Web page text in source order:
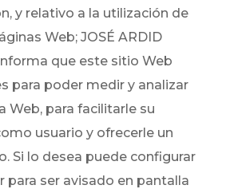
y relativo a la utilización de
Web; JOSÉ ARDID
que este sitio Web
para poder medir y analizar
Web, para facilitarle su
usuario y ofrecerle un
Si lo desea puede configurar
para ser avisado en pantalla